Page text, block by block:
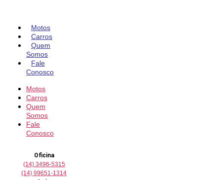
conteúdo
Motos
Carros
Quem
Somos
Fale
Conosco
Motos
Carros
Quem
Somos
Fale
Conosco
Oficina
(14) 3496-5315
(14) 99651-1314